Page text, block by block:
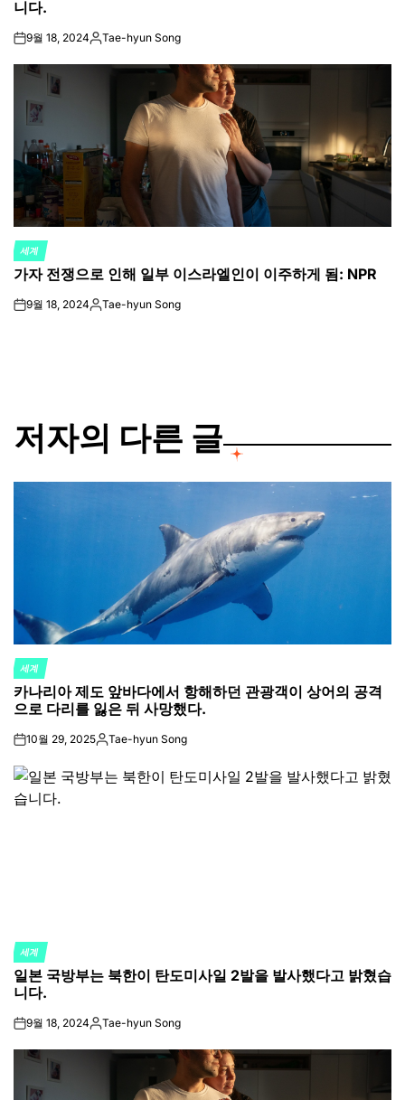
니다.
on9월 18, 2024Posted
Tae-hyun Song
POSTED
IN
세계
가자 전쟁으로 인해 일부 이스라엘인이 이주하게 됨: NPR
on9월 18, 2024Posted
Tae-hyun Song
저자의 다른 글
POSTED
IN
세계
카나리아 제도 앞바다에서 항해하던 관광객이 상어의 공격
으로 다리를 잃은 뒤 사망했다.
on10월 29, 2025Posted
Tae-hyun Song
POSTED
IN
세계
일본 국방부는 북한이 탄도미사일 2발을 발사했다고 밝혔습
니다.
on9월 18, 2024Posted
Tae-hyun Song